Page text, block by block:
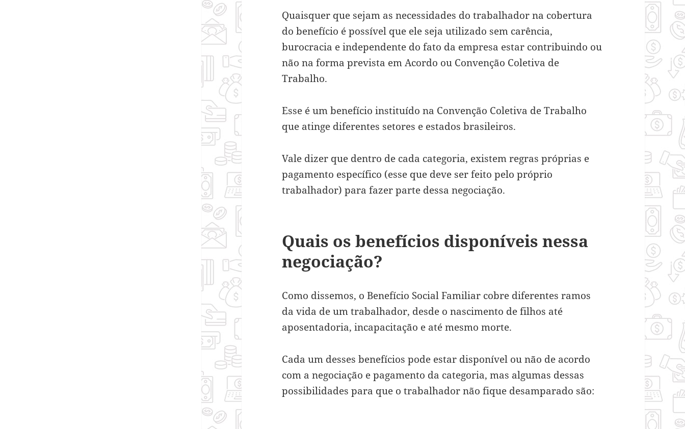
Quaisquer que sejam as necessidades do trabalhador na cobertura
do benefício é possível que ele seja utilizado sem carência,
burocracia e independente do fato da empresa estar contribuindo ou
não na forma prevista em Acordo ou Convenção Coletiva de
Trabalho.
Esse é um benefício instituído na Convenção Coletiva de Trabalho
que atinge diferentes setores e estados brasileiros.
Vale dizer que dentro de cada categoria, existem regras próprias e
pagamento específico (esse que deve ser feito pelo próprio
trabalhador) para fazer parte dessa negociação.
Quais os benefícios disponíveis nessa
negociação?
Como dissemos, o Benefício Social Familiar cobre diferentes ramos
da vida de um trabalhador, desde o nascimento de filhos até
aposentadoria, incapacitação e até mesmo morte.
Cada um desses benefícios pode estar disponível ou não de acordo
com a negociação e pagamento da categoria, mas algumas dessas
possibilidades para que o trabalhador não fique desamparado são: